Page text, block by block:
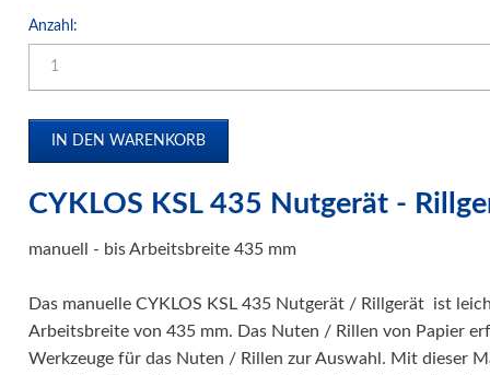
Registerstanzen
Papierbohrmaschinen
Block- und Elektrohefter
Ösgeräte und Ösen
Werbetechnik / Displays
Verpackungssysteme
Druck- und Kopierfolien
Anzahl:
CYKLOS KSL 435 Nutgerät -
manuell - bis Arbeitsbreite 435 mm
Das manuelle CYKLOS KSL 435 Nutgerät / Rillgerät ist
Arbeitsbreite von 435 mm. Das Nuten / Rillen von Papier
Werkzeuge für das Nuten / Rillen zur Auswahl. Mit dieser